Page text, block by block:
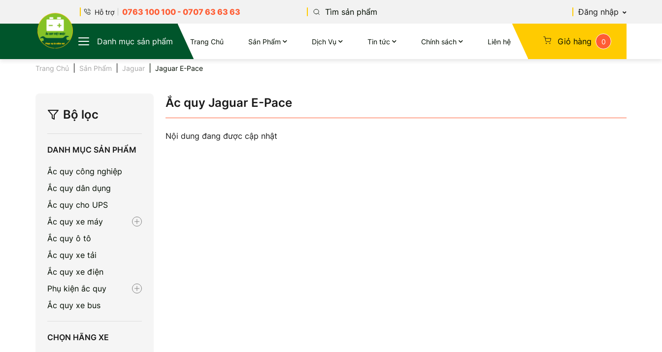
Hỗ trợ 0763 100 100 - 0707 63 63 63 Đăng nhập
Danh mục sản phẩm Trang Chủ Sản Phẩm Dịch Vụ Tin tức Chính sách Liên hệ Giỏ hàng 0
Trang Chủ Sản Phẩm Jaguar Jaguar E-Pace
Bộ lọc
DANH MỤC SẢN PHẨM
Ắc quy công nghiệp
Ắc quy dân dụng
Ắc quy cho UPS
Ắc quy xe máy
Ắc quy ô tô
Ắc quy xe tải
Ắc quy xe điện
Phụ kiện ắc quy
Ắc quy xe bus
CHỌN HÃNG XE
Ắc quy Jaguar E-Pace
Nội dung đang được cập nhật